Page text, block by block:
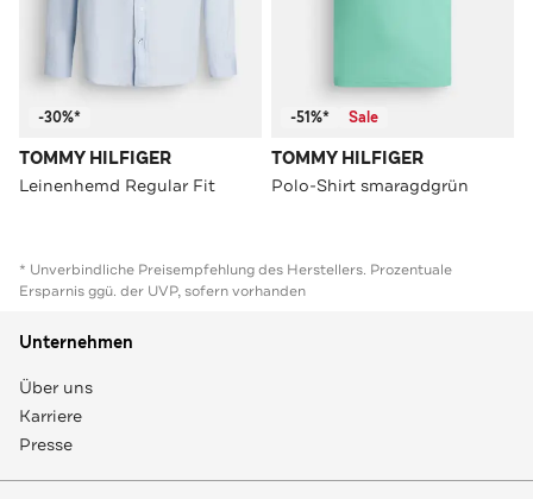
-30%*
TOMMY HILFIGER
Leinenhemd Regular Fit
-51%* Sale
TOMMY HILFIGER
Polo-Shirt smaragdgrün
* Unverbindliche Preisempfehlung des Herstellers. Prozentuale
Ersparnis ggü. der UVP, sofern vorhanden
Unternehmen
Über uns
Karriere
Presse